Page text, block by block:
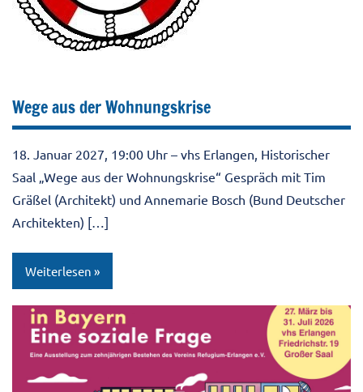
Wege aus der Wohnungskrise
18. Januar 2027, 19:00 Uhr – vhs Erlangen, Historischer
Saal „Wege aus der Wohnungskrise“ Gespräch mit Tim
Gräßel (Architekt) und Annemarie Bosch (Bund Deutscher
Architekten) […]
Weiterlesen
10JahreRefugium
Aktuell